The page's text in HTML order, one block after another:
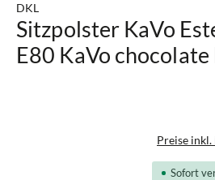
DKL
Sitzpolster KaVo
E80 KaVo
Preise inkl.
Sofort